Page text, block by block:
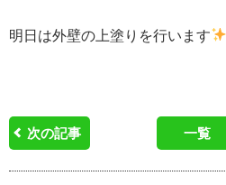
明日は外壁の上塗りを行います
次の記事 一覧